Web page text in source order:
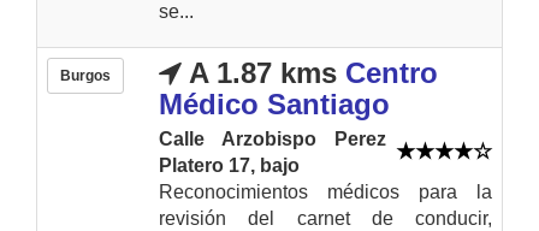
se...
Burgos A 1.87 kms Centro
Médico Santiago
Calle Arzobispo Perez
Platero 17, bajo
Reconocimientos médicos para la
revisión del carnet de conducir,